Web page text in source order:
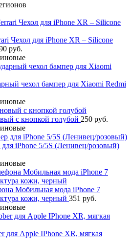
Чехол для iPhone XR – Silicone
руб.
чехол бампер для Xiaomi Redmi
с кнопкой голубой 250 руб.
iPhone 5/5S (Ленивец/розовый)
Мобильная мода iPhone 7
кожи, черный 351 руб.
для Apple IPhone XR, мягкая